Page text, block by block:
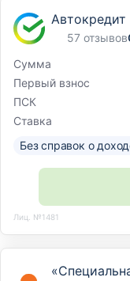
Автокредит
57 отзывов
Сумма
Первый взнос
ПСК
Ставка
Без справок о
Лиц. №1481